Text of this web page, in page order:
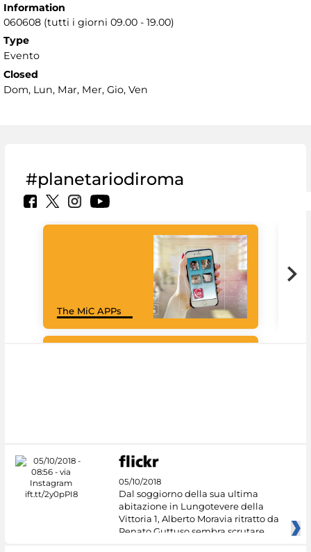
Information
060608 (tutti i giorni 09.00 - 19.00)
Type
Evento
Closed
Dom, Lun, Mar, Mer, Gio, Ven
#planetariodiroma
The MiC APPs
05/10/2018
Dal soggiorno della sua ultima
abitazione in Lungotevere della
Vittoria 1, Alberto Moravia ritratto da
Renato Guttuso sembra scrutare